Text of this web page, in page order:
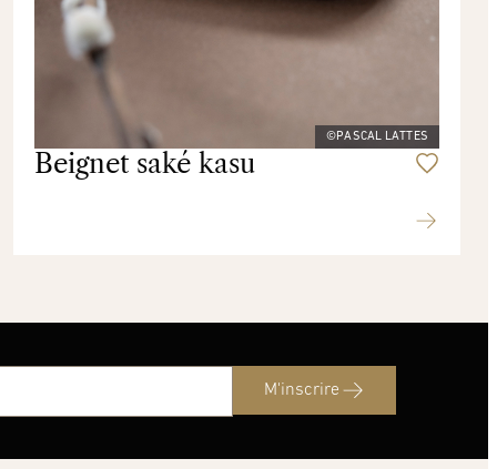
©PASCAL LATTES
Beignet saké kasu
M'inscrire